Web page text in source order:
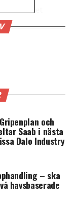
Alliance
Sommer, till
varken
och
personers
har gjort en
för honom är
han fått överta
till strategi
som i högre
önskemål
och
Saab i nästa
Dalo Industry
– ska
havsbaserade